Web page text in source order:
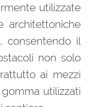
utilizzate
architettoniche
consentendo il
non solo
ai mezzi
utilizzati